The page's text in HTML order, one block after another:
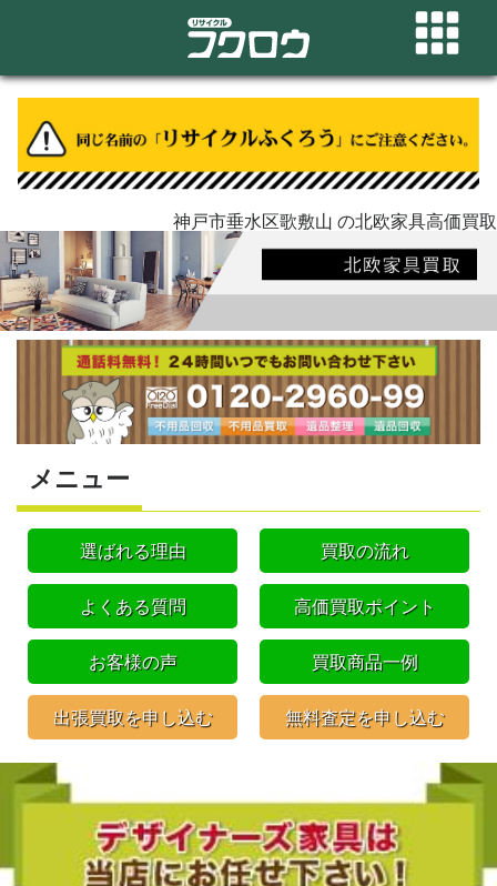
神戸市垂水区歌敷山 の北欧家具高価買取
メニュー
選ばれる理由 買取の流れ
よくある質問 高価買取ポイント
お客様の声 買取商品一例
出張買取を申し込む 無料査定を申し込む